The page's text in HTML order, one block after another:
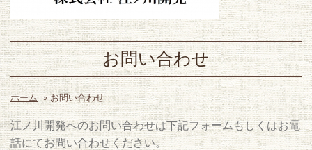
お問い合わせ
ホーム » お問い合わせ
江ノ川開発へのお問い合わせは下記フォームもしくはお電
話にてお問い合わせください。